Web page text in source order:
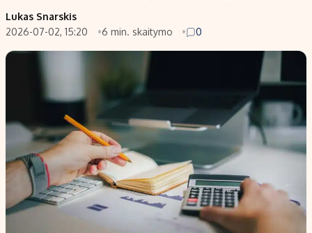
Saulės elektrinės
Kriptovaliutos
Infliacija
Migracija
Nedarbo išmokos skaičiuoklė
Indėlių skaičiuoklė
Būsto finansai
Įdomios naujienos
Lukas Snarskis
2026-07-02, 15:20
6 min. skaitymo 0